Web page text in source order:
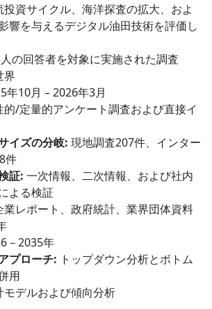
投資サイクル、海洋探査の拡大、およ
響を与えるデジタル油田技術を評価し
の回答者を対象に実施された調査
界
年10月 – 2026年3月
的/定量的アンケート調査および直接イ
イズの分岐: 現地調査207件、インター
件
証: 一次情報、二次情報、および社内
よる検証
業レポート、政府統計、業界団体資料
－2035年
プローチ: トップダウン分析とボトム
用
モデルおよび傾向分析